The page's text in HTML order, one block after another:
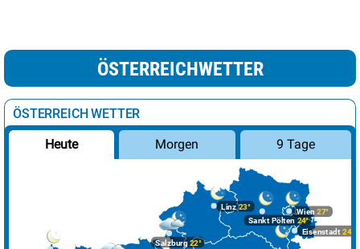
ÖSTERREICHWETTER
ÖSTERREICH WETTER
Heute Morgen 9 Tage
Linz23°
Salzburg22°
Wien 27°
Eisenstadt 24°
Sankt Pölten 24°